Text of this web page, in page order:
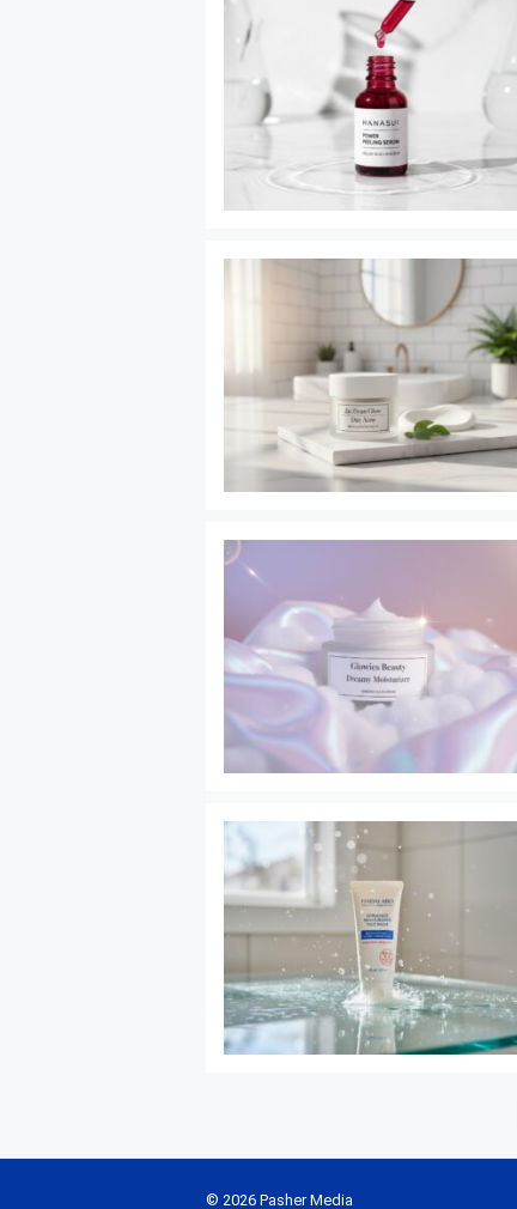
© 2026 Pasher Media